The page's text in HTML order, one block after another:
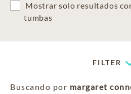
Mostrar solo resultados
tumbas
FILTER
Buscando por margaret